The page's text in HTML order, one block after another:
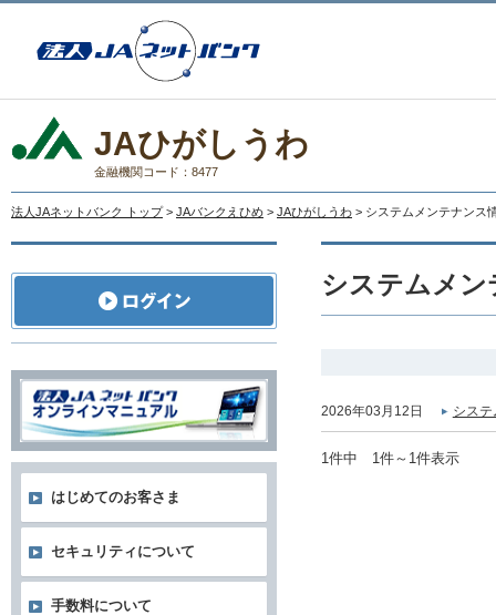
JAひがしうわ
金融機関コード：8477
法人JAネットバンク トップ > JAバンクえひめ > JAひがしうわ > システムメンテナンス
システムメ
2026年03月12日 シス
1件中 1件～1件表示
はじめてのお客さま
セキュリティについて
手数料について